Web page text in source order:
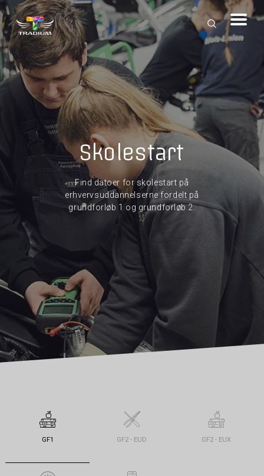
Skolestart
Find datoer for skolestart på
erhvervsuddannelserne fordelt på
grundforløb 1 og grundforløb 2.
GF1 GF2 - EUD GF2 - EUX